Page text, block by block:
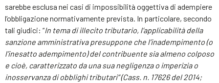
sarebbe esclusa nei casi di impossibilità oggettiva di adempiere
l’obbligazione normativamente prevista. In particolare, secondo
tali giudici: “In tema di illecito tributario, l’applicabilità della
sanzione amministrativa presuppone che l’inadempimento (o
l’inesatto adempimento) del contribuente sia almeno colposo
e cioè, caratterizzato da una sua negligenza o imperizia o
inosservanza di obblighi tributari” (Cass. n. 17626 del 2014;